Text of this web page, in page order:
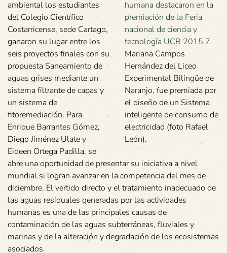
Mariana Campos
Hernández del Liceo
Experimental Bilingüe de
Naranjo, fue premiada por
el diseño de un Sistema
inteligente de consumo de
electricidad (foto Rafael
León).
ambiental los estudiantes
del Colegio Científico
Costarricense, sede Cartago,
ganaron su lugar entre los
seis proyectos finales con su
propuesta Saneamiento de
aguas grises mediante un
sistema filtrante de capas y
un sistema de
fitoremediación. Para
Enrique Barrantes Gómez,
Diego Jiménez Ulate y
Eideen Ortega Padilla, se
abre una oportunidad de presentar su iniciativa a nivel
mundial si logran avanzar en la competencia del mes de
diciembre. El vertido directo y el tratamiento inadecuado de
las aguas residuales generadas por las actividades
humanas es una de las principales causas de
contaminación de las aguas subterráneas, fluviales y
marinas y de la alteración y degradación de los ecosistemas
asociados.